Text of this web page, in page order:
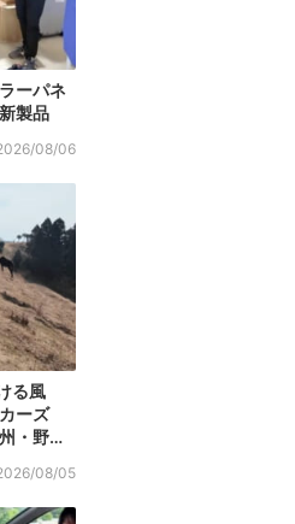
ーパネ
製品
08/06
る風
ーズ
・野…
08/05